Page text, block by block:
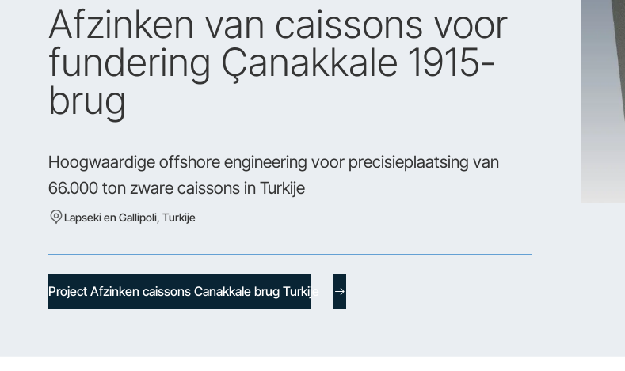
Afzinken van caissons voor
fundering Çanakkale 1915-
brug
Hoogwaardige offshore engineering voor precisieplaatsing van
66.000 ton zware caissons in Turkije
Lapseki en Gallipoli, Turkije
Project Afzinken caissons Canakkale brug Turkije